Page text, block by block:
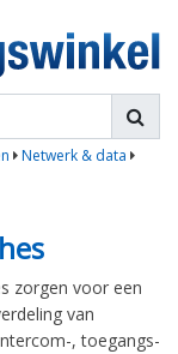
Netwerk & data
zorgen voor een
van
, toegangs-